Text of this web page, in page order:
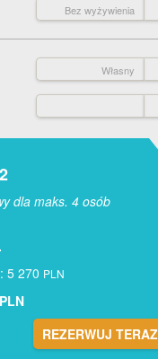
Bez wyżywienia
Własny
dla maks. 4 osób
5 270 PLN
PLN
REZERWUJ TERAZ